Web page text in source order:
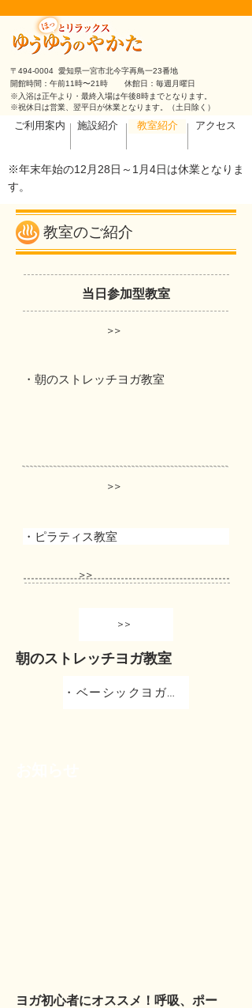
〒494-0004 愛知県一宮市北今字再鳥一23番地
開館時間：午前11時〜21時
休館日：毎週月曜日
※入浴は正午より・最終入場は午後8時までとなります。
※祝休日は営業、翌平日が休業となります。（土日除く）
ご利用案内 施設紹介 教室紹介 アクセス
※年末年始の12月28日～1月4日は休業となりま
す。
教室のご紹介
当日参加型教室
>>
・朝のストレッチヨガ教室
>>
・ピラティス教室
>>
>>
朝のストレッチヨガ教室
・ベーシックヨガ教室
ヨガ初心者にオススメ！呼吸、ポー